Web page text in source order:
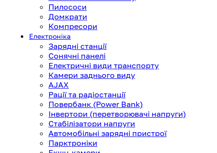
Пилососи
Домкрати
Компресори
Електроніка
Зарядні станції
Сонячні панелі
Електричні види транспорту
Камери заднього виду
AJAX
Рації та радіостанції
Повербанк (Power Bank)
Інвертори (перетворювачі напруги)
Стабілізатори напруги
Автомобільні зарядні пристрої
Парктроніки